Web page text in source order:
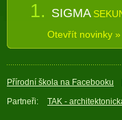
1. SIGMA
Otevřít novinky »
Přírodní škola na Facebooku
Partneři:
TAK -